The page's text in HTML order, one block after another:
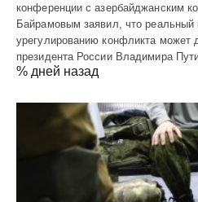
конференции с азербайджанским
Байрамовым заявил, что реальный
урегулированию конфликта может
президента России Владимира
% дней назад